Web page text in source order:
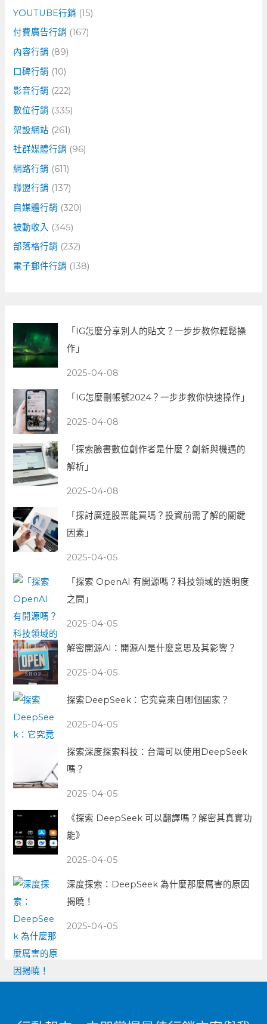
YOUTUBE行銷 (15)
付費廣告行銷 (167)
內容行銷 (89)
口碑行銷 (10)
影音行銷 (222)
數位行銷 (335)
架設網站 (261)
社群媒體行銷 (96)
網路行銷 (611)
聯盟行銷 (137)
自媒體行銷 (320)
被動收入 (345)
部落格行銷 (232)
電子郵件行銷 (138)
「IG怎麼分享別人的貼文？一步步教你輕鬆操
作」
2025-04-08
「IG怎麼刪帳號2024？一步步教你快速操作」
2025-04-08
「探索臉書數位創作者是什麼？創新與機遇的
解析」
2025-04-08
「探討廣達股票能買嗎？投資前需了解的關鍵
因素」
2025-04-05
「探索 OpenAI 有開源嗎？科技領域的透明度
之問」
2025-04-05
解密開源AI：開源AI是什麼意思及其影響？
2025-04-05
探索DeepSeek：它究竟來自哪個國家？
2025-04-05
探索深度探索科技：台灣可以使用DeepSeek
嗎？
2025-04-05
《探索 DeepSeek 可以翻譯嗎？解密其真實功
能》
2025-04-05
深度探索：DeepSeek 為什麼那麼厲害的原因
揭曉！
2025-04-05